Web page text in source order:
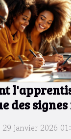
des
29 janvier 2026